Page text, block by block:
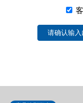
请确认输入